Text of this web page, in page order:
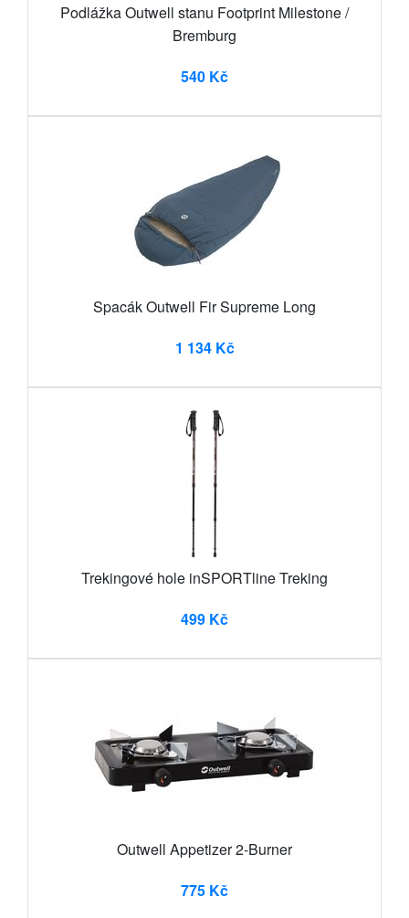
Podlážka Outwell stanu Footprint Milestone /
Bremburg
540 Kč
Spacák Outwell Fir Supreme Long
1 134 Kč
Trekingové hole inSPORTline Treking
499 Kč
Outwell Appetizer 2-Burner
775 Kč